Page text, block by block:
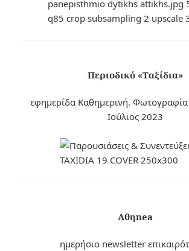
Περιοδικό «Ταξίδια»
εφημερίδα Καθημερινή.
Ιούλιος 2023
Αθηnea
ημερήσιο newsletter